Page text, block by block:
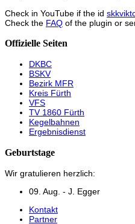
Check in YouTube if the id
Check the FAQ of the plugin or
Offizielle Seiten
DKBC
BSKV
Bezirk MFR
Kreis Fürth
VFS
TV 1860 Fürth
Kegelbahnen
Ergebnisdienst
Geburtstage
Wir gratulieren herzlich:
09. Aug. - J. Egger
Kontakt
Partner